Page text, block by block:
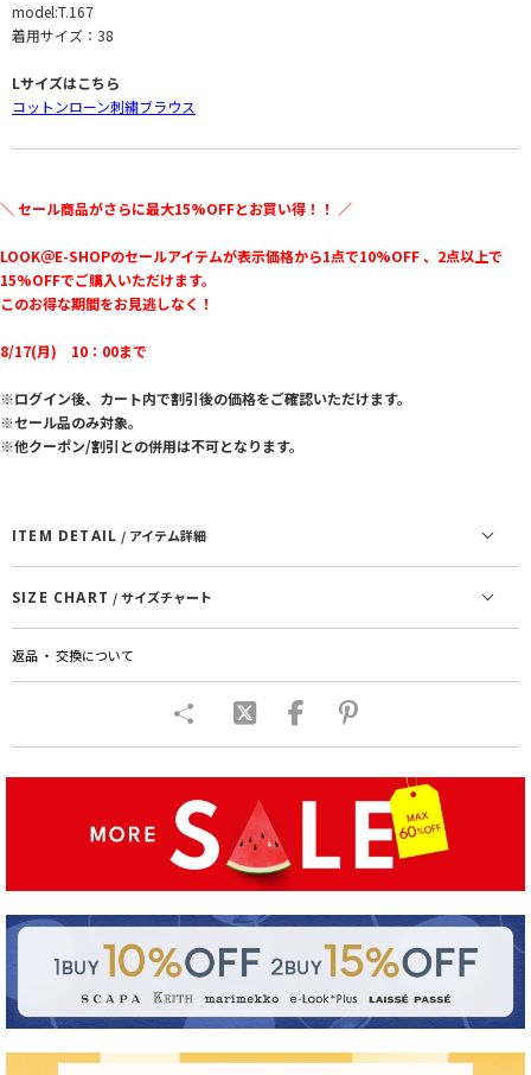
model:T.167
着用サイズ：38
Lサイズはこちら
コットンローン刺繍ブラウス
＼ セール商品がさらに最大15%OFFとお買い得！！ ／
LOOK＠E-SHOPのセールアイテムが表示価格から1点で10%OFF 、2点以上で
15%OFFでご購入いただけます。
このお得な期間をお見逃しなく！
8/17(月) 10：00まで
※ログイン後、カート内で割引後の価格をご確認いただけます。
※セール品のみ対象。
※他クーポン/割引との併用は不可となります。
ITEM DETAIL / アイテム詳細
SIZE CHART / サイズチャート
返品 ・ 交換について